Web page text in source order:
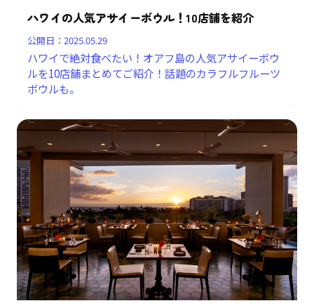
ハワイの人気アサイーボウル！10店舗を紹介
公開日：2025.05.29
ハワイで絶対食べたい！オアフ島の人気アサイーボウ
ルを10店舗まとめてご紹介！話題のカラフルフルーツ
ボウルも。